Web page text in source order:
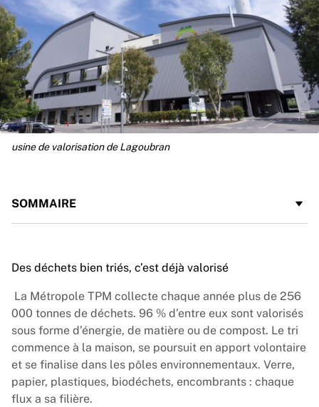
usine de valorisation de Lagoubran
SOMMAIRE
Des déchets bien triés, c’est déjà valorisé
La Métropole TPM collecte chaque année plus de 256
000 tonnes de déchets. 96 % d’entre eux sont valorisés
sous forme d’énergie, de matière ou de compost. Le tri
commence à la maison, se poursuit en apport volontaire
et se finalise dans les pôles environnementaux. Verre,
papier, plastiques, biodéchets, encombrants : chaque
flux a sa filière.